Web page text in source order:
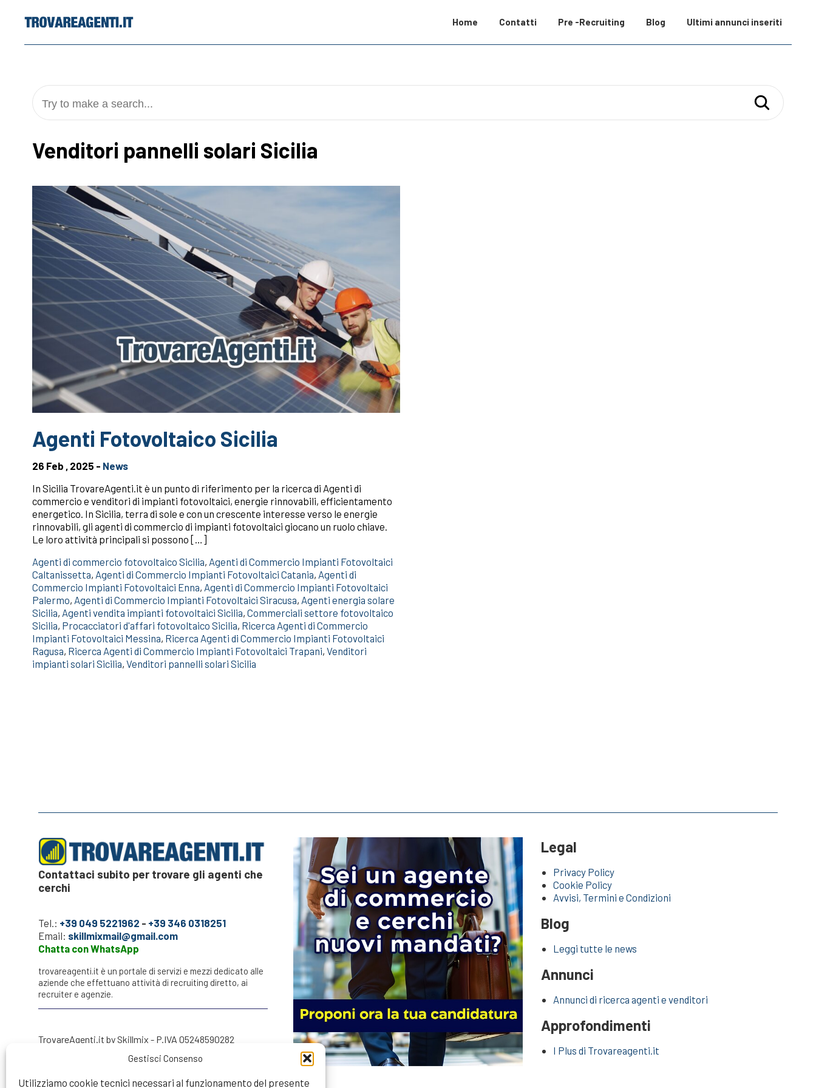
Gestisci Consenso
Utilizziamo cookie tecnici necessari al funzionamento del presente
content
Home Contatti Pre -Recruiting Blog Ultimi annunci inseriti
Try to make a search...
Venditori pannelli solari Sicilia
Agenti Fotovoltaico Sicilia
26 Feb , 2025 - News
In Sicilia TrovareAgenti.it è un punto di riferimento per la ricerca di Agenti di
commercio e venditori di impianti fotovoltaici, energie rinnovabili, efficientamento
energetico. In Sicilia, terra di sole e con un crescente interesse verso le energie
rinnovabili, gli agenti di commercio di impianti fotovoltaici giocano un ruolo chiave.
Le loro attività principali si possono […]
Agenti di commercio fotovoltaico Sicilia, Agenti di Commercio Impianti Fotovoltaici
Caltanissetta, Agenti di Commercio Impianti Fotovoltaici Catania, Agenti di
Commercio Impianti Fotovoltaici Enna, Agenti di Commercio Impianti Fotovoltaici
Palermo, Agenti di Commercio Impianti Fotovoltaici Siracusa, Agenti energia solare
Sicilia, Agenti vendita impianti fotovoltaici Sicilia, Commerciali settore fotovoltaico
Sicilia, Procacciatori d'affari fotovoltaico Sicilia, Ricerca Agenti di Commercio
Impianti Fotovoltaici Messina, Ricerca Agenti di Commercio Impianti Fotovoltaici
Ragusa, Ricerca Agenti di Commercio Impianti Fotovoltaici Trapani, Venditori
impianti solari Sicilia, Venditori pannelli solari Sicilia
Contattaci subito per trovare gli agenti che
cerchi
Tel.: +39 049 5221962 - +39 346 0318251
Email: skillmixmail@gmail.com
Chatta con WhatsApp
trovareagenti.it è un portale di servizi e mezzi dedicato alle
aziende che effettuano attività di recruiting diretto, ai
recruiter e agenzie.
TrovareAgenti.it by Skillmix - P.IVA 05248590282
Legal
Privacy Policy
Cookie Policy
Avvisi, Termini e Condizioni
Blog
Leggi tutte le news
Annunci
Annunci di ricerca agenti e venditori
Approfondimenti
I Plus di Trovareagenti.it